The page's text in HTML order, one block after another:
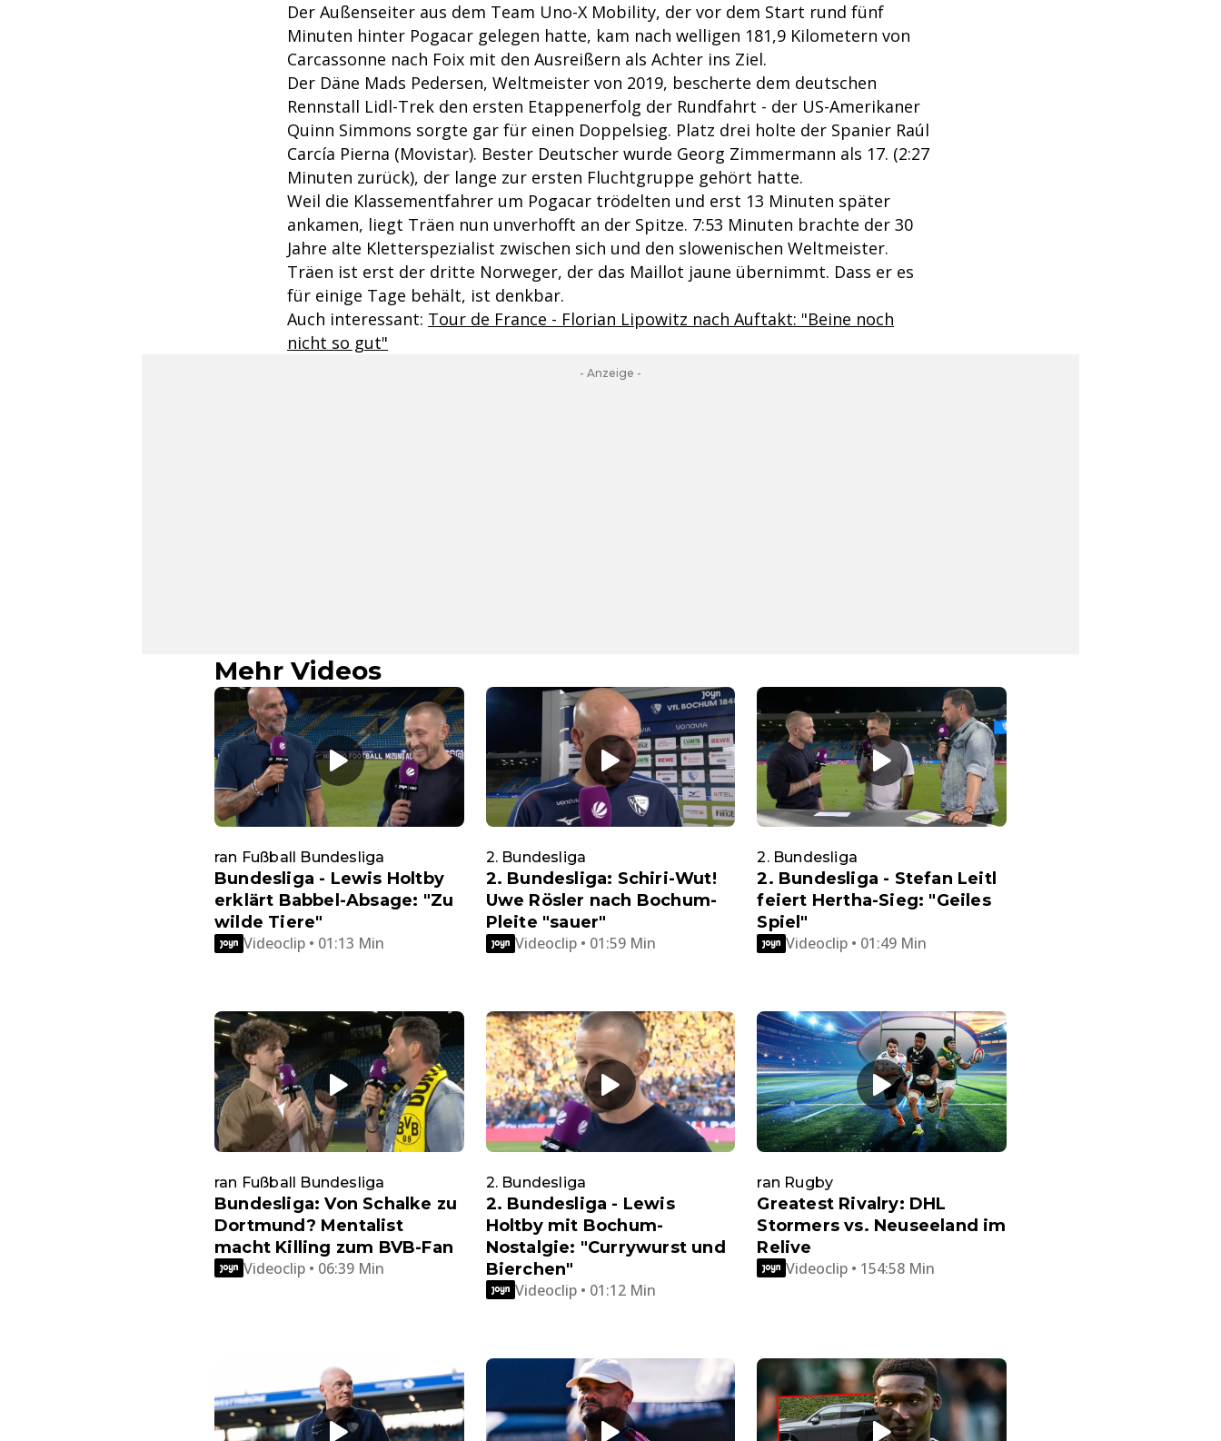
Der Außenseiter aus dem Team Uno-X Mobility, der vor dem Start rund fünf
Minuten hinter Pogacar gelegen hatte, kam nach welligen 181,9 Kilometern von
Carcassonne nach Foix mit den Ausreißern als Achter ins Ziel.
Der Däne Mads Pedersen, Weltmeister von 2019, bescherte dem deutschen
Rennstall Lidl-Trek den ersten Etappenerfolg der Rundfahrt - der US-Amerikaner
Quinn Simmons sorgte gar für einen Doppelsieg. Platz drei holte der Spanier Raúl
Carcía Pierna (Movistar). Bester Deutscher wurde Georg Zimmermann als 17. (2:27
Minuten zurück), der lange zur ersten Fluchtgruppe gehört hatte.
Weil die Klassementfahrer um Pogacar trödelten und erst 13 Minuten später
ankamen, liegt Träen nun unverhofft an der Spitze. 7:53 Minuten brachte der 30
Jahre alte Kletterspezialist zwischen sich und den slowenischen Weltmeister.
Träen ist erst der dritte Norweger, der das Maillot jaune übernimmt. Dass er es
für einige Tage behält, ist denkbar.
Auch interessant: Tour de France - Florian Lipowitz nach Auftakt: "Beine noch
nicht so gut"
- Anzeige -
Mehr Videos
ran Fußball Bundesliga
Bundesliga - Lewis Holtby
erklärt Babbel-Absage: "Zu
wilde Tiere"
Videoclip • 01:13 Min
2. Bundesliga
2. Bundesliga: Schiri-Wut!
Uwe Rösler nach Bochum-
Pleite "sauer"
Videoclip • 01:59 Min
2. Bundesliga
2. Bundesliga - Stefan Leitl
feiert Hertha-Sieg: "Geiles
Spiel"
Videoclip • 01:49 Min
ran Fußball Bundesliga
Bundesliga: Von Schalke zu
Dortmund? Mentalist
macht Killing zum BVB-Fan
Videoclip • 06:39 Min
2. Bundesliga
2. Bundesliga - Lewis
Holtby mit Bochum-
Nostalgie: "Currywurst und
Bierchen"
Videoclip • 01:12 Min
ran Rugby
Greatest Rivalry: DHL
Stormers vs. Neuseeland im
Relive
Videoclip • 154:58 Min